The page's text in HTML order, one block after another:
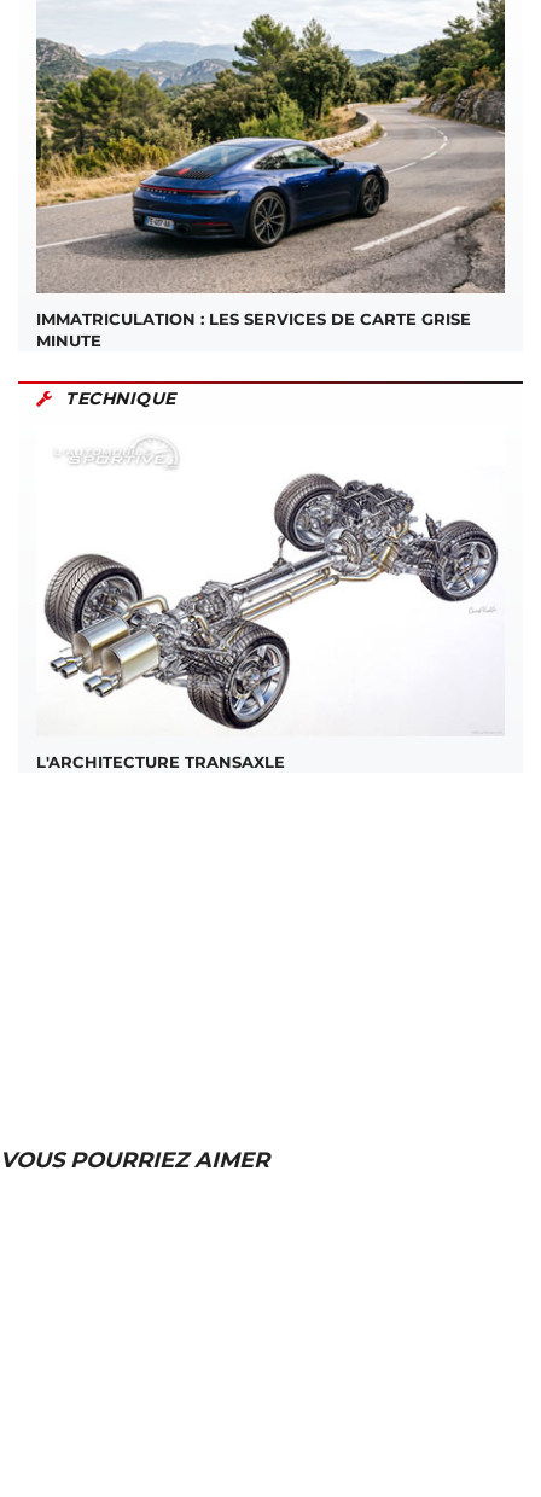
IMMATRICULATION : LES SERVICES DE CARTE GRISE
MINUTE
TECHNIQUE
L'ARCHITECTURE TRANSAXLE
VOUS POURRIEZ AIMER